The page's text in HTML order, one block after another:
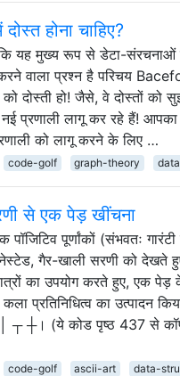
होना चाहिए?
यह मुख्य रूप से डेटा-संरचनाओं
वाला प्रश्न है परिचय
को दोस्ती हो! जैसे, वे दोस्तों को
प्रणाली लागू कर रहे हैं! आपका
को लागू करने के लिए …
code-golf graph-theory
से एक पेड़ खींचना
पूर्णांकों (संभवतः
गैर-खाली सरणी को देखते
का उपयोग करते हुए, एक
प्रतिनिधित्व का उत्पादन
┬ ┼। (ये कोड पृष्ठ 437 से
code-golf ascii-art data-